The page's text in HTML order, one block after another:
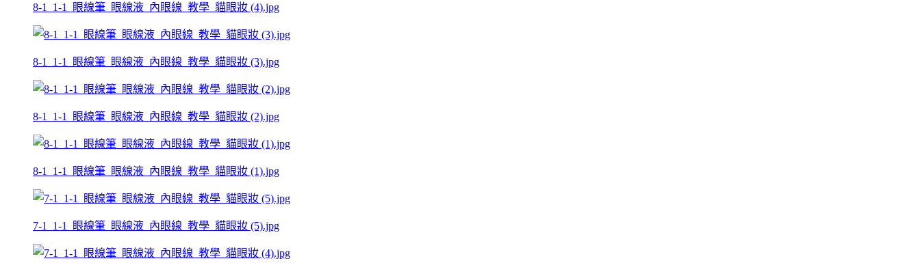
8-1_1-1_眼線筆_眼線液_內眼線_教學_貓眼妝 (4).jpg
8-1_1-1_眼線筆_眼線液_內眼線_教學_貓眼妝 (3).jpg
8-1_1-1_眼線筆_眼線液_內眼線_教學_貓眼妝 (2).jpg
8-1_1-1_眼線筆_眼線液_內眼線_教學_貓眼妝 (1).jpg
7-1_1-1_眼線筆_眼線液_內眼線_教學_貓眼妝 (5).jpg